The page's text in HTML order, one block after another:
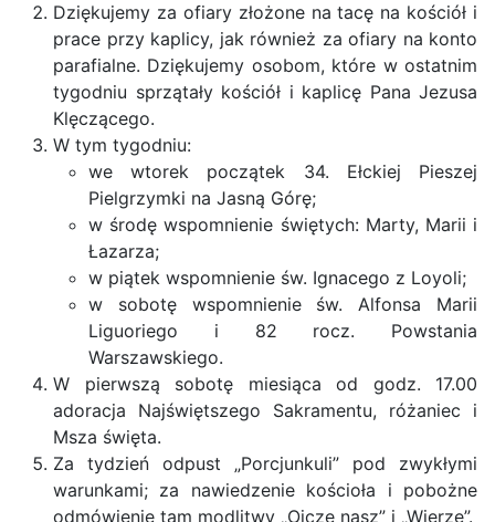
Dziękujemy za ofiary złożone na tacę na kościół i
prace przy kaplicy, jak również za ofiary na konto
parafialne. Dziękujemy osobom, które w ostatnim
tygodniu sprzątały kościół i kaplicę Pana Jezusa
Klęczącego.
W tym tygodniu:
we wtorek początek 34. Ełckiej Pieszej
Pielgrzymki na Jasną Górę;
w środę wspomnienie świętych: Marty, Marii i
Łazarza;
w piątek wspomnienie św. Ignacego z Loyoli;
w sobotę wspomnienie św. Alfonsa Marii
Liguoriego i 82 rocz. Powstania
Warszawskiego.
W pierwszą sobotę miesiąca od godz. 17.00
adoracja Najświętszego Sakramentu, różaniec i
Msza święta.
Za tydzień odpust „Porcjunkuli” pod zwykłymi
warunkami; za nawiedzenie kościoła i pobożne
odmówienie tam modlitwy „Ojcze nasz” i „Wierzę”.